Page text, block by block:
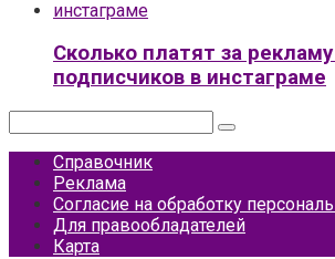
Сколько платят за
подписчиков в инстаграме
Справочник
Реклама
Согласие на обработку
Для правообладателей
Карта